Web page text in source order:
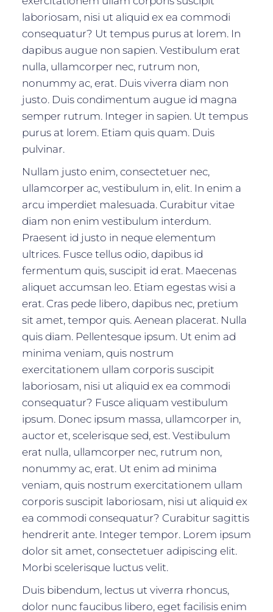
laboriosam, nisi ut aliquid ex ea commodi
consequatur? Ut tempus purus at lorem. In
dapibus augue non sapien. Vestibulum erat
nulla, ullamcorper nec, rutrum non,
nonummy ac, erat. Duis viverra diam non
justo. Duis condimentum augue id magna
semper rutrum. Integer in sapien. Ut tempus
purus at lorem. Etiam quis quam. Duis
pulvinar.
Nullam justo enim, consectetuer nec,
ullamcorper ac, vestibulum in, elit. In enim a
arcu imperdiet malesuada. Curabitur vitae
diam non enim vestibulum interdum.
Praesent id justo in neque elementum
ultrices. Fusce tellus odio, dapibus id
fermentum quis, suscipit id erat. Maecenas
aliquet accumsan leo. Etiam egestas wisi a
erat. Cras pede libero, dapibus nec, pretium
sit amet, tempor quis. Aenean placerat. Nulla
quis diam. Pellentesque ipsum. Ut enim ad
minima veniam, quis nostrum
exercitationem ullam corporis suscipit
laboriosam, nisi ut aliquid ex ea commodi
consequatur? Fusce aliquam vestibulum
ipsum. Donec ipsum massa, ullamcorper in,
auctor et, scelerisque sed, est. Vestibulum
erat nulla, ullamcorper nec, rutrum non,
nonummy ac, erat. Ut enim ad minima
veniam, quis nostrum exercitationem ullam
corporis suscipit laboriosam, nisi ut aliquid ex
ea commodi consequatur? Curabitur sagittis
hendrerit ante. Integer tempor. Lorem ipsum
dolor sit amet, consectetuer adipiscing elit.
Morbi scelerisque luctus velit.
Duis bibendum, lectus ut viverra rhoncus,
dolor nunc faucibus libero, eget facilisis enim